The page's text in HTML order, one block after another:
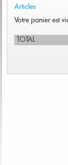
Articles
Votre panier est
TOTAL